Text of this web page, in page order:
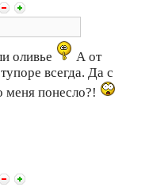
оливье
А от
всегда. Да с
меня понесло?!